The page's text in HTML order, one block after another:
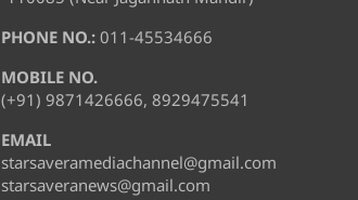
PHONE NO.: 011-45534666
MOBILE NO.
(+91) 9871426666, 8929475541
EMAIL
starsaveramediachannel@gmail.com
starsaveranews@gmail.com